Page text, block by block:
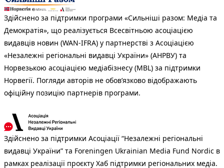
Здійснено за підтримки програми «Сильніші разом: Медіа та
Демократія», що реалізується Всесвітньою асоціацією
видавців новин (WAN-IFRA) у партнерстві з Асоціацією
«Незалежні регіональні видавці України» (АНРВУ) та
Норвезькою асоціацією медіабізнесу (MBL) за підтримки
Норвегії. Погляди авторів не обов’язково відображають
офіційну позицію партнерів програми.
Здійснено за підтримки Асоціації “Незалежні регіональні
видавці України” та Foreningen Ukrainian Media Fund Nordic в
рамках реалізації проєкту Хаб підтримки регіональних медіа.